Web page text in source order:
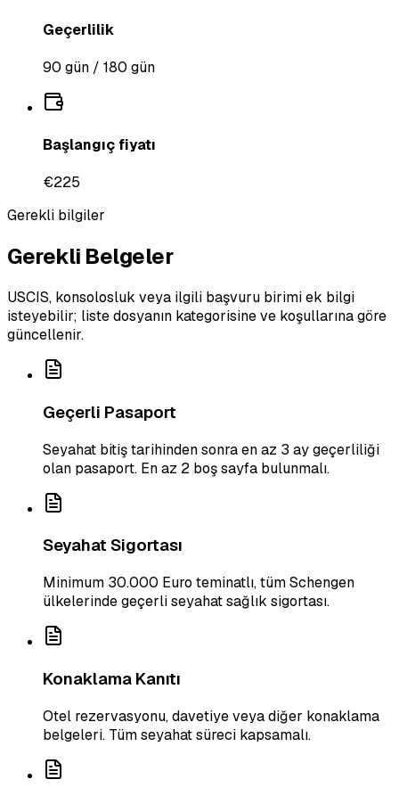
Geçerlilik
90 gün / 180 gün
Başlangıç fiyatı
€225
Gerekli bilgiler
Gerekli Belgeler
USCIS, konsolosluk veya ilgili başvuru birimi ek bilgi
isteyebilir; liste dosyanın kategorisine ve koşullarına göre
güncellenir.
Geçerli Pasaport
Seyahat bitiş tarihinden sonra en az 3 ay geçerliliği
olan pasaport. En az 2 boş sayfa bulunmalı.
Seyahat Sigortası
Minimum 30.000 Euro teminatlı, tüm Schengen
ülkelerinde geçerli seyahat sağlık sigortası.
Konaklama Kanıtı
Otel rezervasyonu, davetiye veya diğer konaklama
belgeleri. Tüm seyahat süreci kapsamalı.